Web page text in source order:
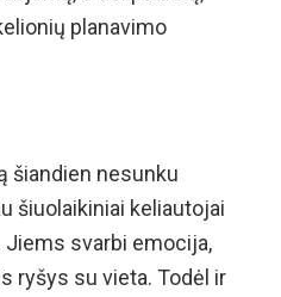
planavimo
šiandien nesunku
šiuolaikiniai keliautojai
svarbi emocija,
ryšys su vieta. Todėl ir